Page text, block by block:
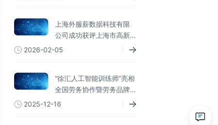
上海外服薪数据科技有限
公司成功获评上海市高新
技术企业与专精特新企业
2026-02-05
“徐汇人工智能训练师”亮相
全国劳务协作暨劳务品牌
发展大会
2025-12-16